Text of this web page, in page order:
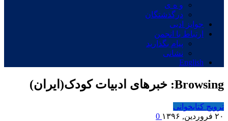
و ه ی
درگذشتگان
جوایز ادبی
ارتباط با انجمن
پیام بگذارید
نشانی
English
Browsing: خبرهای ادبیات کودک(ایران)
ترویج کتابخوانی
۲۰ فروردین, ۱۳۹۶